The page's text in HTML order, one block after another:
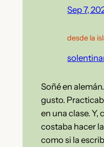
Sep 7,
desde la
Soñé en
gusto.
en una clase. Y,
costaba hacer
como si la